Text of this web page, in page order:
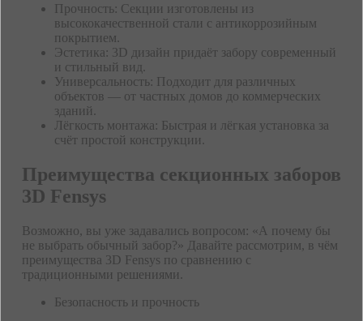
Прочность: Секции изготовлены из
высококачественной стали с антикоррозийным
покрытием.
Эстетика: 3D дизайн придаёт забору современный
и стильный вид.
Универсальность: Подходит для различных
объектов — от частных домов до коммерческих
зданий.
Лёгкость монтажа: Быстрая и лёгкая установка за
счёт простой конструкции.
Преимущества секционных заборов
3D Fensys
Возможно, вы уже задавались вопросом: «А почему бы
не выбрать обычный забор?» Давайте рассмотрим, в чём
преимущества 3D Fensys по сравнению с
традиционными решениями.
Безопасность и прочность